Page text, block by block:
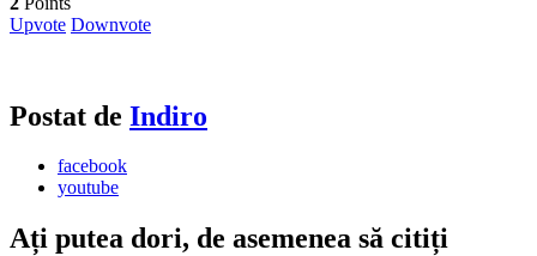
Upvote Downvote
Postat de Indiro
facebook
youtube
Ați putea dori, de asemenea să citiți